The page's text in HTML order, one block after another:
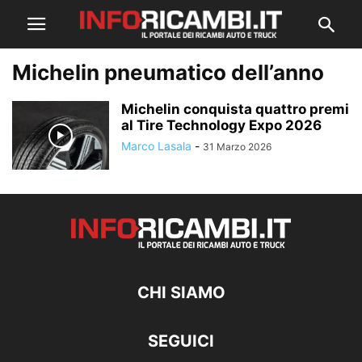
Michelin pneumatico dell’anno
Michelin conquista quattro premi
al Tire Technology Expo 2026
Marco Lasala - 31 Marzo 2026
CHI SIAMO
SEGUICI